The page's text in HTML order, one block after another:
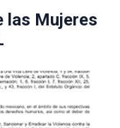
las Mujeres